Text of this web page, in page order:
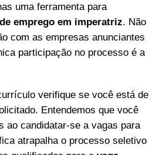
uma ferramenta para
emprego em imperatriz. Não
com as empresas anunciantes
participação no processo é a
verifique se você está de
Entendemos que você
ao candidatar-se a vagas para
atrapalha o processo seletivo